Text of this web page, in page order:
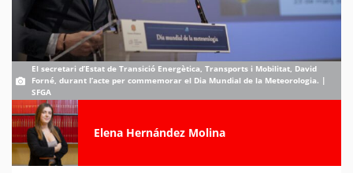
El secretari d’Estat de Transició Energètica, Transports i Mobilitat, David
Forné, durant l’acte per commemorar el Dia Mundial de la Meteorologia. |
SFGA
Elena Hernández Molina